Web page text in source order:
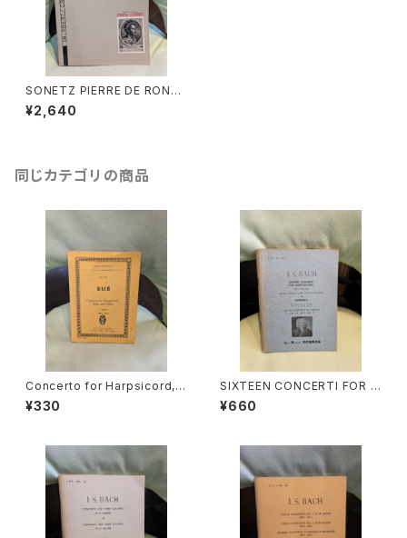
SONETZ PIERRE DE RONSA
RO【著者：GUILLAUME BON
I】出版社：SALABERT/CRITIQ
¥2,640
同じカテゴリの商品
Concerto for Harpsicord,Fl
ute and Violin A-minor BW
V 1044【著者：J.S.BACH】出版
¥330
SIXTEEN CONCERTI FOR H
ARPSICHORD BWV972-98
7(AFTER VIVALDI AND OTH
ORES 1955年
¥660